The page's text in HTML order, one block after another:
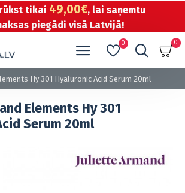
tikai 49,00€, lai saņemtu
piegādi visā Latvijā!
0 0
Hy 301 Hyaluronic Acid Serum 20ml
Elements Hy 301
Serum 20ml